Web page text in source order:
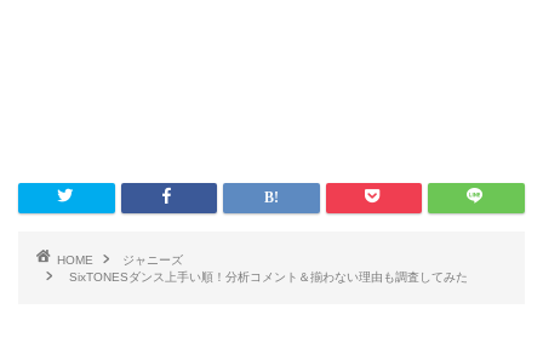
HOME
ジャニーズ
SixTONESダンス上手い順！分析コメント＆揃わない理由も調査してみた